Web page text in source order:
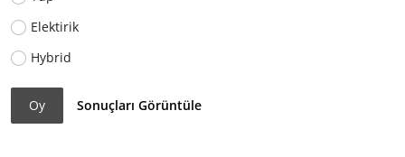
Elektirik
Hybrid
Oy Sonuçları Görüntüle